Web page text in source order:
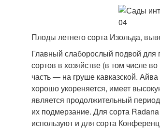
Плоды летнего сорта Изольда,
Главный слаборослый подвой
сортов в хозяйстве (в том числе
часть — на груше кавказской.
хорошо укореняется, имеет
является продолжительный
их подмерзание. Для сорта
используют и для сорта